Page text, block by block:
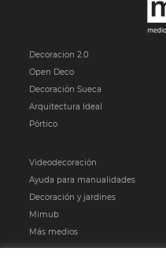
Decoracion 2.0
Open Deco
Decoración Sueca
Arquitectura Ideal
Pórtico
Videodecoración
Ayuda para manualidades
Decoración y jardines
Mimub
Más medios